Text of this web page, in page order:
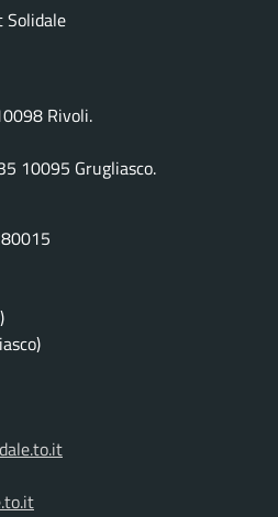
Solidale
Rivoli.
10095 Grugliasco.